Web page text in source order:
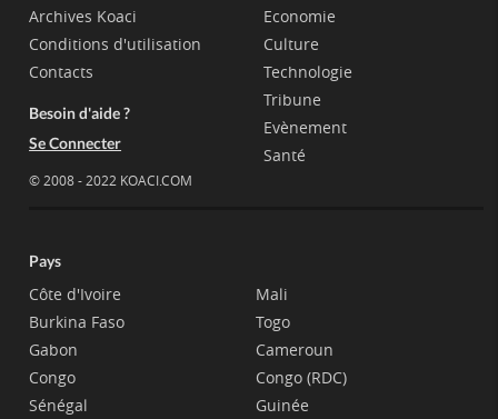
Archives Koaci
Conditions d'utilisation
Contacts
Besoin d'aide ?
Se Connecter
© 2008 - 2022 KOACI.COM
Economie
Culture
Technologie
Tribune
Evènement
Santé
Pays
Côte d'Ivoire
Burkina Faso
Gabon
Congo
Sénégal
Mali
Togo
Cameroun
Congo (RDC)
Guinée